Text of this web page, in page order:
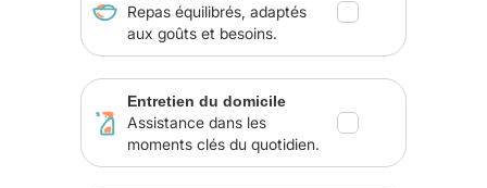
Repas équilibrés, adaptés
aux goûts et besoins.
Entretien du domicile
Assistance dans les
moments clés du quotidien.